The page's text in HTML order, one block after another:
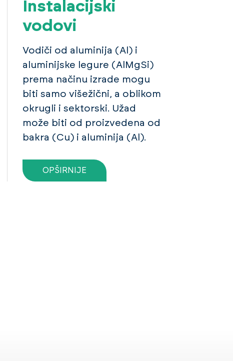
Instalacijski
vodovi
Vodiči od aluminija (Al) i
aluminijske legure (AlMgSi)
prema načinu izrade mogu
biti samo višežični, a oblikom
okrugli i sektorski. Užad
može biti od proizvedena od
bakra (Cu) i aluminija (Al).
OPŠIRNIJE